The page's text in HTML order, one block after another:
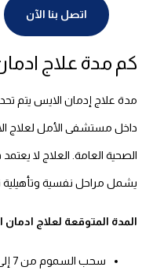
اتصل بنا الآن
كم مدة علاج
مدة علاج إدمان الايس يتم
داخل مستشفى الأمل لعلاج
الصحية العامة. العلاج لا
يشمل مراحل نفسية وتأهيلية
المدة المتوقعة لعلاج ادمان